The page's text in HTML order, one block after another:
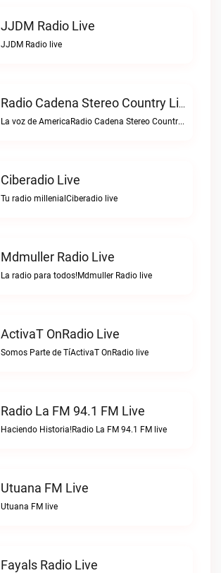
JJDM Radio Live
JJDM Radio live
Radio Cadena Stereo Country Live
La voz de AmericaRadio Cadena Stereo Country live
Ciberadio Live
Tu radio millenialCiberadio live
Mdmuller Radio Live
La radio para todos!Mdmuller Radio live
ActivaT OnRadio Live
Somos Parte de TíActivaT OnRadio live
Radio La FM 94.1 FM Live
Haciendo Historia!Radio La FM 94.1 FM live
Utuana FM Live
Utuana FM live
Fayals Radio Live